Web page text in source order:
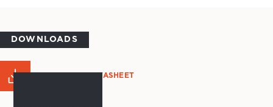
DOWNLOADS
PRODUCT DATASHEET